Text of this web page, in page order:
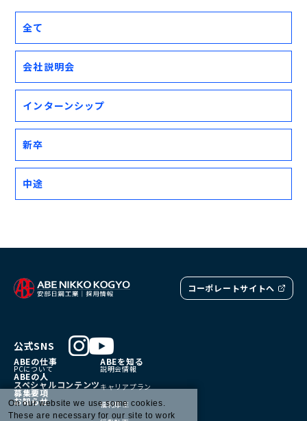
全て
会社説明会
インターンシップ
新卒
中途
コーポレートサイトへ
ABEの仕事
PCについて
ABEの人
スペシャルコンテンツ
募集要項
お知らせ
ABEを知る
説明会情報
キャリアプラン
福利厚生
公式SNS
On our website we use some cookies.
These are necessary for our site to work